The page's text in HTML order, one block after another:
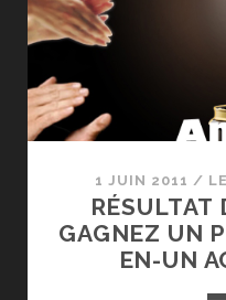
1 JUIN 2011 /
RÉSULTAT
GAGNEZ UN
EN-UN